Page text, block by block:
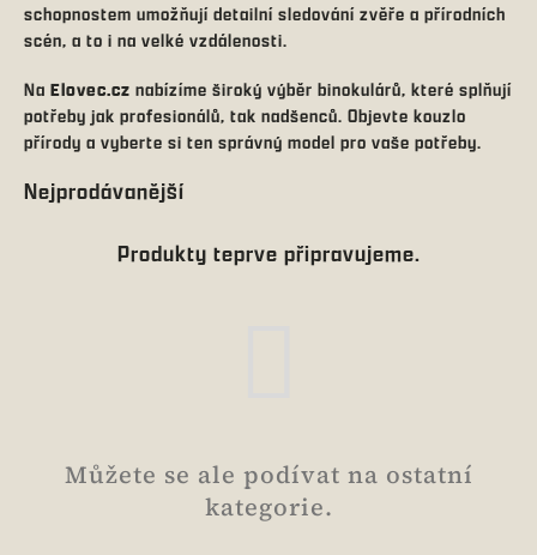
schopnostem umožňují detailní sledování zvěře a přírodních
scén, a to i na velké vzdálenosti.
Na Elovec.cz nabízíme široký výběr binokulárů, které splňují
potřeby jak profesionálů, tak nadšenců. Objevte kouzlo
přírody a vyberte si ten správný model pro vaše potřeby.
Nejprodávanější
Produkty teprve připravujeme.
Můžete se ale podívat na ostatní
kategorie.